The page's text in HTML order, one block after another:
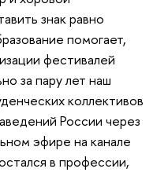
знак равно
помогает,
фестивалей
за пару лет наш
коллективов
России через
эфире на канале
в профессии,